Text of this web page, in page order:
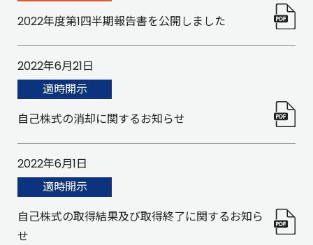
2022年度第1四半期報告書を公開しました
2022年6月21日
適時開示
自己株式の消却に関するお知らせ
2022年6月1日
適時開示
自己株式の取得結果及び取得終了に関するお知ら
せ